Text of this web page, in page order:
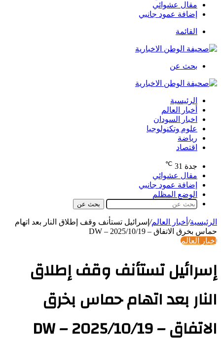
مقال عشوائي
إضافة عمود جانبي
القائمة
بحث عن
الرئيسية
أخبار العالم
اخبار السودان
علوم وتكنولوجيا
رياضة
اقتصاد
جدة 31
℃
مقال عشوائي
إضافة عمود جانبي
الوضع المظلم
بحث عن
الرئيسية/ أخبار العالم/ إسرائيل تستأنف وقف إطلاق النار بعد اتهام
حماس بخرق الاتفاق – DW – 2025/10/19
أخبار العالم
إسرائيل تستأنف وقف إطلاق
النار بعد اتهام حماس بخرق
الاتفاق – DW – 2025/10/19